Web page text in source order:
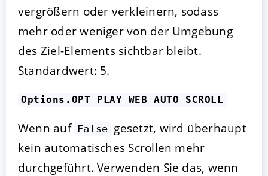
vergrößern oder verkleinern, sodass
mehr oder weniger von der Umgebung
des Ziel-Elements sichtbar bleibt.
Standardwert: 5.
Options.OPT_PLAY_WEB_AUTO_SCROLL
Wenn auf False gesetzt, wird überhaupt
kein automatisches Scrollen mehr
durchgeführt. Verwenden Sie das, wenn